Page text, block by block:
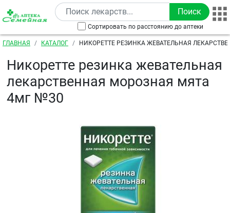
Перейти к основному содержанию
Сортировать по расстоянию до аптеки
Строка навигации
ГЛАВНАЯ КАТАЛОГ
НИКОРЕТТЕ РЕЗИНКА ЖЕВАТЕЛЬНАЯ
Никоретте резинка жевательная
лекарственная морозная мята
4мг №30